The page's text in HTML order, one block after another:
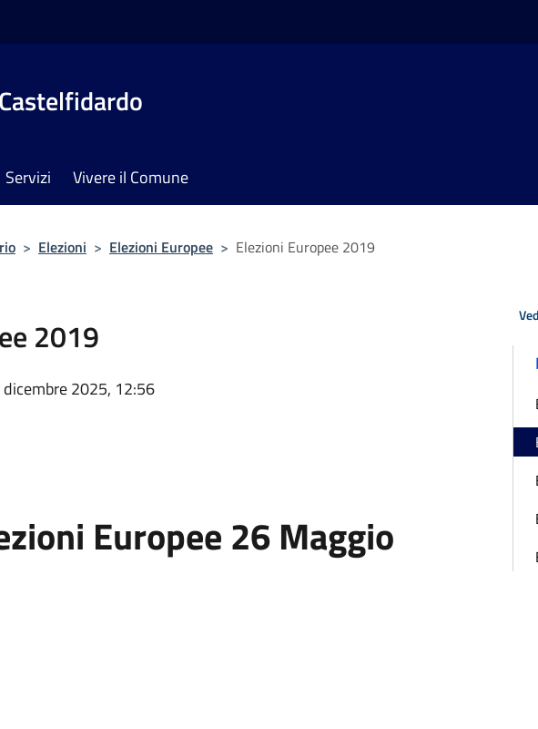
Servizi Vivere il Comune
> Elezioni > Elezioni Europee > Elezioni Europee 2019
2019
dicembre 2025, 12:56
Europee 26 Maggio